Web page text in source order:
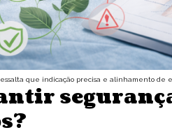
que indicação precisa e alinhamento de